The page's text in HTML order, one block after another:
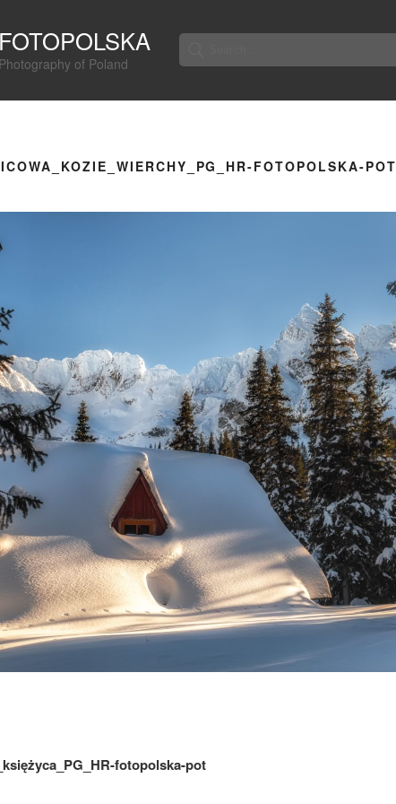
FOTOPOLSKA
Photography of Poland
Search
for:
FOTOPOLSKA-POT
fotopolska-pot